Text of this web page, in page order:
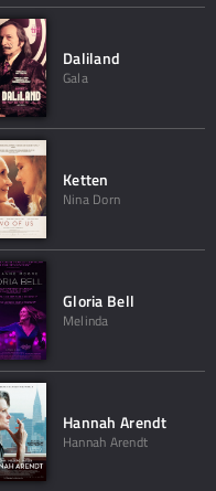
Daliland
Gala
Ketten
Nina Dorn
Gloria Bell
Melinda
Hannah Arendt
Hannah Arendt